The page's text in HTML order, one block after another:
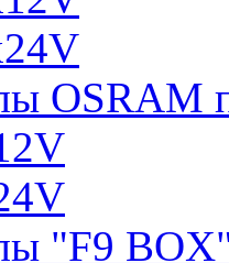
OSRAM
"F9